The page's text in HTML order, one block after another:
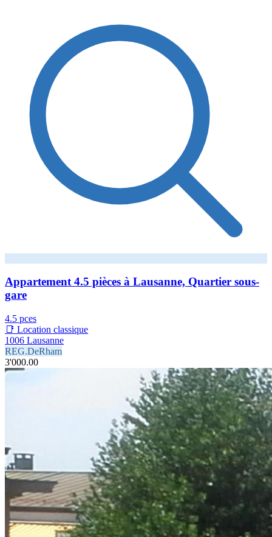
Appartement 4.5 pièces à Lausanne, Quartier sous-
gare
4.5 pces
📑 Location classique
1006 Lausanne
REG.DeRham
3'000.00